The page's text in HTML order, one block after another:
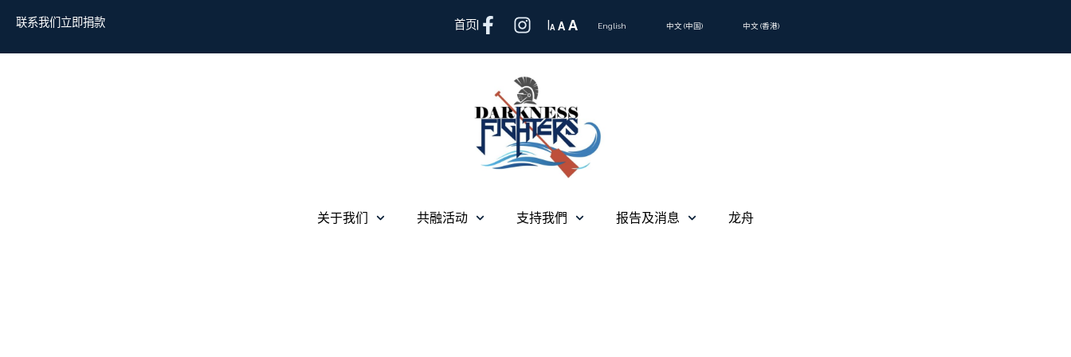
联系我们立即捐款 首页 A A A English 中文 (中国) 中文 (香港)
关于我们 共融活动 支持我們 报告及消息 龙舟